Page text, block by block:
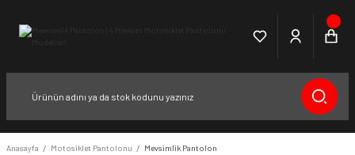
Anasayfa Motosiklet Pantolonu Mevsimlik Pantolon